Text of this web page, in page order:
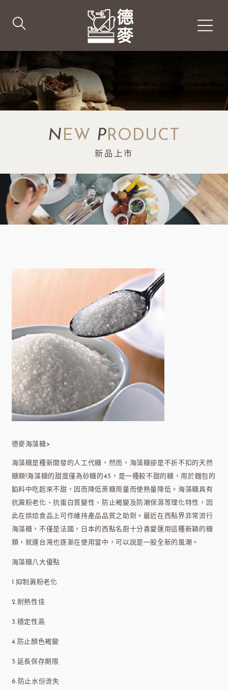
NEW PRODUCT
新品上市
德麥海藻糖>
海藻糖是種新開發的人工代糖，然而，海藻糖卻是不折不扣的天然
糖類!海藻糖的甜度僅為砂糖的45，是一種較不甜的糖，用於麵包的
餡料中吃起來不甜，因而降低蔗糖用量而使熱量降低。海藻糖具有
抗澱粉老化、抗蛋白質變性、防止褐變及防潮保濕等理化特性，因
此在烘焙食品上可作維持產品品質之助劑。最近在西點界非常流行
海藻糖，不僅是法國，日本的西點名廚十分喜愛運用這種新穎的糖
類，就連台灣也逐漸在使用當中，可以說是一股全新的風潮。
海藻糖八大優點
1.抑制澱粉老化
2.耐熱性佳
3.穩定性高
4.防止顏色褐變
5.延長保存期限
6.防止水份流失